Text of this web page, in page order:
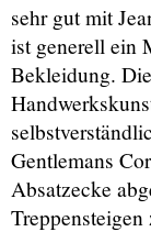
sehr gut mit
ist generell ein
Bekleidung.
Gentlemans
Absatzecke